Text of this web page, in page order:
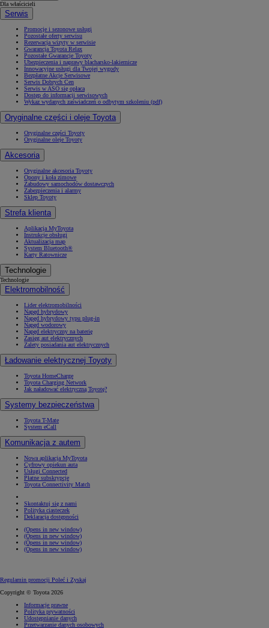
Dla właścicieli
Serwis
Promocje i sezonowe usługi
Pozostałe oferty serwisu
Rezerwacja wizyty w serwisie
Gwarancja Toyota Relax
Pozostałe Gwarancje Toyoty
Ubezpieczenia i naprawy blacharsko-lakiernicze
Innowacyjne usługi dla Twojej wygody
Bezpłatne Akcje Serwisowe
Serwis Dobrych Cen
Serwis w ASO się opłaca
Dostęp do informacji serwisowych
Wykaz wydanych zaświadczeń o odbytym szkoleniu (pdf)
Oryginalne części i oleje Toyota
Oryginalne części Toyoty
Oryginalne oleje Toyoty
Akcesoria
Oryginalne akcesoria Toyoty
Opony i koła zimowe
Zabudowy samochodów dostawczych
Zabezpieczenia i alarmy
Sklep Toyoty
Strefa klienta
Aplikacja MyToyota
Instrukcje obsługi
Aktualizacja map
System Bluetooth®
Karty Ratownicze
Technologie
Technologie
Elektromobilność
Lider elektromobilności
Napęd hybrydowy
Napęd hybrydowy typu plug-in
Napęd wodorowy
Napęd elektryczny na baterię
Zasięg aut elektrycznych
Zalety posiadania aut elektrycznych
Ładowanie elektrycznej Toyoty
Toyota HomeCharge
Toyota Charging Network
Jak naładować elektryczną Toyotę?
Systemy bezpieczeństwa
Toyota T-Mate
System eCall
Komunikacja z autem
Nowa aplikacja MyToyota
Cyfrowy opiekun auta
Usługi Connected
Płatne subskrypcje
Toyota Connectivity Match
Skontaktuj się z nami
Polityka ciasteczek
Deklaracja dostępności
(Opens in new window)
(Opens in new window)
(Opens in new window)
(Opens in new window)
Regulamin promocji Poleć i Zyskaj
Copyright © Toyota 2026
Informacje prawne
Polityka prywatności
Udostępnianie danych
Przetwarzanie danych osobowych